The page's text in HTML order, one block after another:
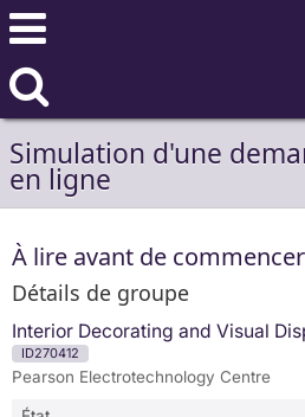
Simulation d'une
en ligne
À lire avant de commencer
Détails de groupe
Interior Decorating and Visual
ID270412
Pearson Electrotechnology Centre